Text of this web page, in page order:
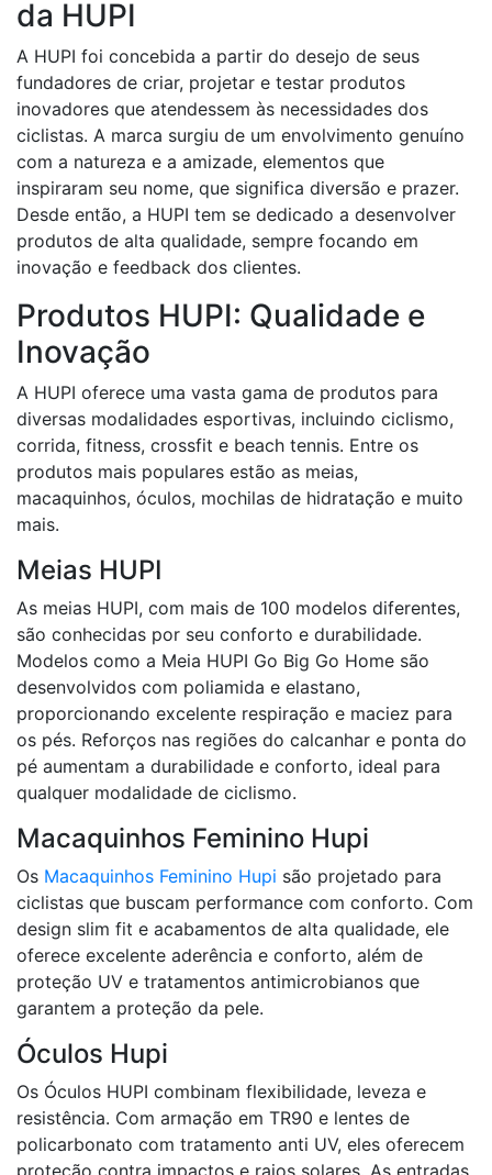
da HUPI
A HUPI foi concebida a partir do desejo de seus
fundadores de criar, projetar e testar produtos
inovadores que atendessem às necessidades dos
ciclistas. A marca surgiu de um envolvimento genuíno
com a natureza e a amizade, elementos que
inspiraram seu nome, que significa diversão e prazer.
Desde então, a HUPI tem se dedicado a desenvolver
produtos de alta qualidade, sempre focando em
inovação e feedback dos clientes.
Produtos HUPI: Qualidade e
Inovação
A HUPI oferece uma vasta gama de produtos para
diversas modalidades esportivas, incluindo ciclismo,
corrida, fitness, crossfit e beach tennis. Entre os
produtos mais populares estão as meias,
macaquinhos, óculos, mochilas de hidratação e muito
mais.
Meias HUPI
As meias HUPI, com mais de 100 modelos diferentes,
são conhecidas por seu conforto e durabilidade.
Modelos como a Meia HUPI Go Big Go Home são
desenvolvidos com poliamida e elastano,
proporcionando excelente respiração e maciez para
os pés. Reforços nas regiões do calcanhar e ponta do
pé aumentam a durabilidade e conforto, ideal para
qualquer modalidade de ciclismo.
Macaquinhos Feminino Hupi
Os Macaquinhos Feminino Hupi são projetado para
ciclistas que buscam performance com conforto. Com
design slim fit e acabamentos de alta qualidade, ele
oferece excelente aderência e conforto, além de
proteção UV e tratamentos antimicrobianos que
garantem a proteção da pele.
Óculos Hupi
Os Óculos HUPI combinam flexibilidade, leveza e
resistência. Com armação em TR90 e lentes de
policarbonato com tratamento anti UV, eles oferecem
proteção contra impactos e raios solares. As entradas